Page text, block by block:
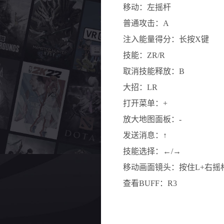
移动：左摇杆
普通攻击：A
注入能量得分：长按X键
技能：ZR/R
取消技能释放：B
大招：LR
打开菜单：+
放大地图面板：-
发送消息：↑
技能选择：←/→
移动画面镜头：按住L+右摇
查看BUFF：R3